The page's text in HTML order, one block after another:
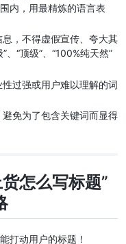
内，用最精炼的语言表
，不得虚假宣传、夸大其
“顶级”、“100%纯天然”
过强或用户难以理解的词
免为了包含关键词而显得
怎么写标题”
打动用户的标题！